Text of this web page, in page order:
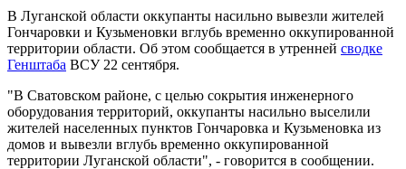
В Луганской области оккупанты насильно вывезли жителей
Гончаровки и Кузьменовки вглубь временно оккупированной
территории области. Об этом сообщается в утренней сводке
Генштаба ВСУ 22 сентября.
"В Сватовском районе, с целью сокрытия инженерного
оборудования территорий, оккупанты насильно выселили
жителей населенных пунктов Гончаровка и Кузьменовка из
домов и вывезли вглубь временно оккупированной
территории Луганской области", - говорится в сообщении.